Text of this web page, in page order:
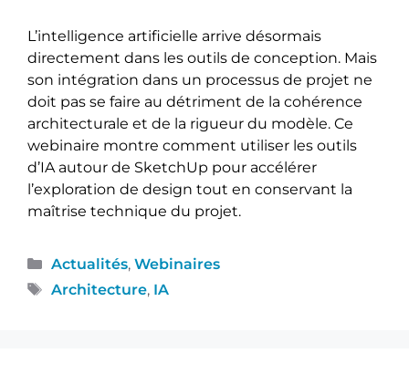
L’intelligence artificielle arrive désormais
directement dans les outils de conception. Mais
son intégration dans un processus de projet ne
doit pas se faire au détriment de la cohérence
architecturale et de la rigueur du modèle. Ce
webinaire montre comment utiliser les outils
d’IA autour de SketchUp pour accélérer
l’exploration de design tout en conservant la
maîtrise technique du projet.
Actualités, Webinaires
Architecture, IA